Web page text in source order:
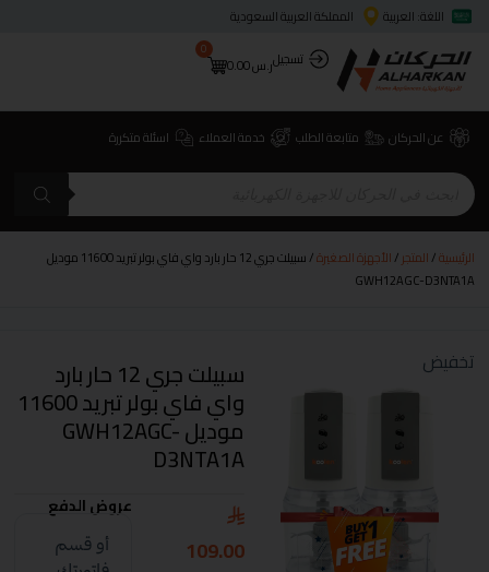
اللغة: العربية
المملكة العربية السعودية
تسجيلر.س0.00
0
عن الحركان متابعة الطلب خدمة العملاء اسئلة متكررة
الرئيسية/المتجر/الأجهزة الصغيرة
/ سبيلت جري 12 حار بارد واي فاي بولر تبريد 11600 موديل
GWH12AGC-D3NTA1A
تخفيض سبيلت جري 12 حار بارد
واي فاي بولر تبريد 11600
موديل GWH12AGC-
D3NTA1A
109.00
عروض الدفع